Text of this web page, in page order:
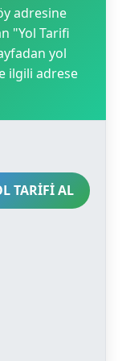
adresine
"Yol Tarifi
yol
ilgili adrese
TARİFİ AL